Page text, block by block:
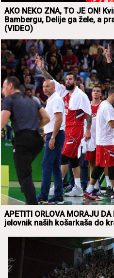
AKO NEKO ZNA, TO JE ON!
Bаmbergu, Delije gа žele, а
(VIDEO)
APETITI ORLOVA MORAJU
jelovnik nаših košаrkаšа do